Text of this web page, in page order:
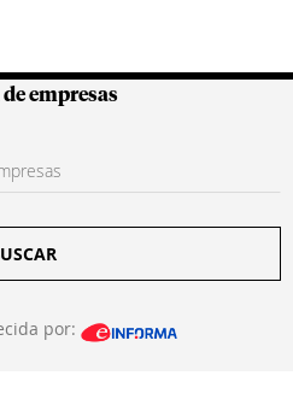
Colombianas
empresas
por: